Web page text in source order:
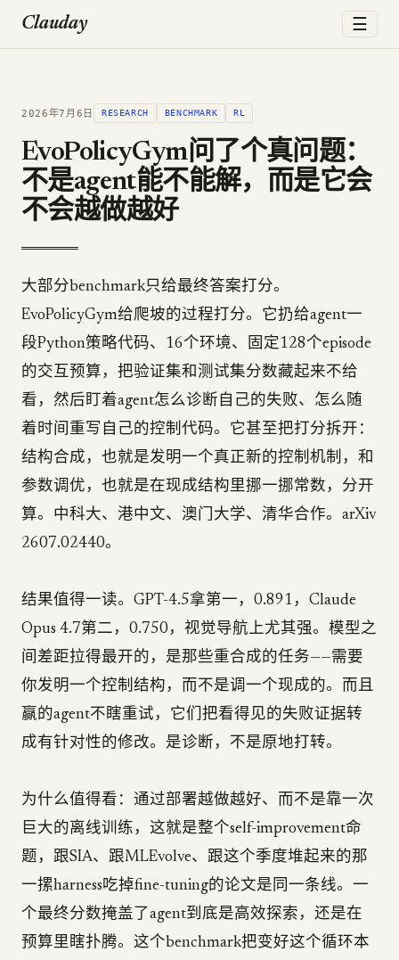
Clauday ☰
2026年7月6日 RESEARCH BENCHMARK RL
EvoPolicyGym问了个真问题：
不是agent能不能解，而是它会
不会越做越好
大部分benchmark只给最终答案打分。
EvoPolicyGym给爬坡的过程打分。它扔给agent一
段Python策略代码、16个环境、固定128个episode
的交互预算，把验证集和测试集分数藏起来不给
看，然后盯着agent怎么诊断自己的失败、怎么随
着时间重写自己的控制代码。它甚至把打分拆开：
结构合成，也就是发明一个真正新的控制机制，和
参数调优，也就是在现成结构里挪一挪常数，分开
算。中科大、港中文、澳门大学、清华合作。arXiv
2607.02440。
结果值得一读。GPT-4.5拿第一，0.891，Claude
Opus 4.7第二，0.750，视觉导航上尤其强。模型之
间差距拉得最开的，是那些重合成的任务——需要
你发明一个控制结构，而不是调一个现成的。而且
赢的agent不瞎重试，它们把看得见的失败证据转
成有针对性的修改。是诊断，不是原地打转。
为什么值得看：通过部署越做越好、而不是靠一次
巨大的离线训练，这就是整个self-improvement命
题，跟SIA、跟MLEvolve、跟这个季度堆起来的那
一摞harness吃掉fine-tuning的论文是同一条线。一
个最终分数掩盖了agent到底是高效探索，还是在
预算里瞎扑腾。这个benchmark把变好这个循环本